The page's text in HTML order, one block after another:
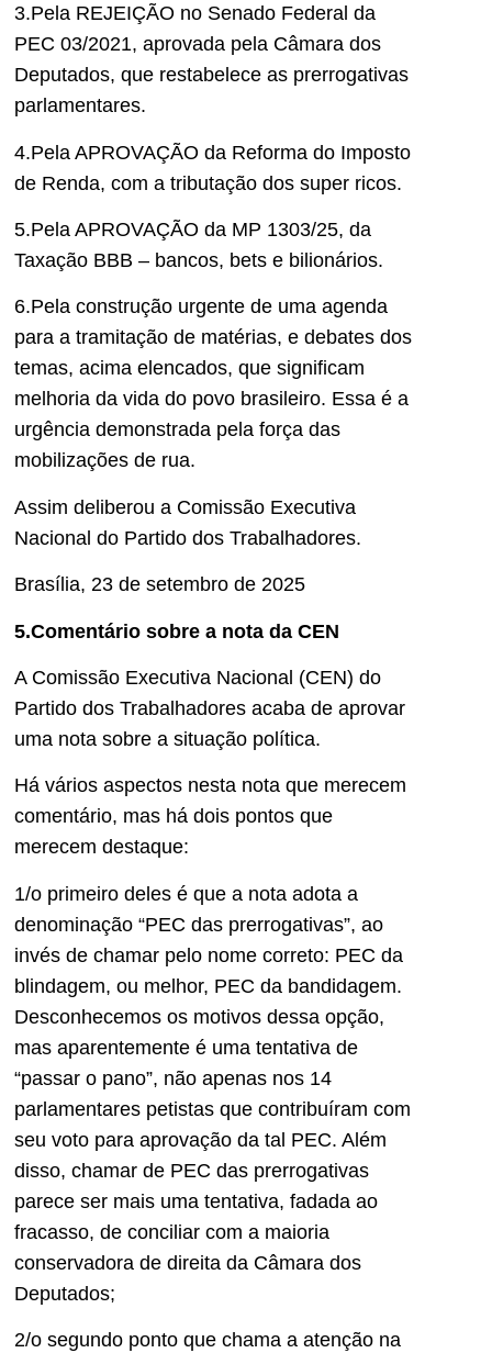
3.Pela REJEIÇÃO no Senado Federal da
PEC 03/2021, aprovada pela Câmara dos
Deputados, que restabelece as prerrogativas
parlamentares.
4.Pela APROVAÇÃO da Reforma do Imposto
de Renda, com a tributação dos super ricos.
5.⁠Pela APROVAÇÃO da MP 1303/25, da
Taxação BBB – bancos, bets e bilionários.
6.Pela construção urgente de uma agenda
para a tramitação de matérias, e debates dos
temas, acima elencados, que significam
melhoria da vida do povo brasileiro. Essa é a
urgência demonstrada pela força das
mobilizações de rua.
Assim deliberou a Comissão Executiva
Nacional do Partido dos Trabalhadores.
Brasília, 23 de setembro de 2025
5.Comentário sobre a nota da CEN
A Comissão Executiva Nacional (CEN) do
Partido dos Trabalhadores acaba de aprovar
uma nota sobre a situação política.
Há vários aspectos nesta nota que merecem
comentário, mas há dois pontos que
merecem destaque:
1/o primeiro deles é que a nota adota a
denominação “PEC das prerrogativas”, ao
invés de chamar pelo nome correto: PEC da
blindagem, ou melhor, PEC da bandidagem.
Desconhecemos os motivos dessa opção,
mas aparentemente é uma tentativa de
“passar o pano”, não apenas nos 14
parlamentares petistas que contribuíram com
seu voto para aprovação da tal PEC. Além
disso, chamar de PEC das prerrogativas
parece ser mais uma tentativa, fadada ao
fracasso, de conciliar com a maioria
conservadora de direita da Câmara dos
Deputados;
2/o segundo ponto que chama a atenção na